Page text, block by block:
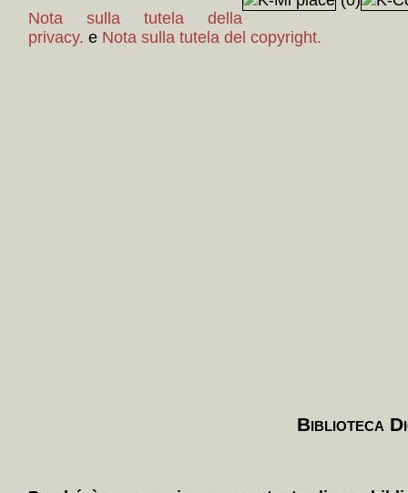
Nota sulla tutela della
privacy. e Nota sulla tutela del copyright.
Biblioteca